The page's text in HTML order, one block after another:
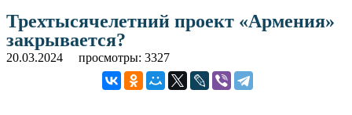
Трехтысячелетний проект «Армения»
закрывается?
20.03.2024 просмотры: 3327